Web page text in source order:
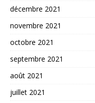
décembre 2021
novembre 2021
octobre 2021
septembre 2021
août 2021
juillet 2021